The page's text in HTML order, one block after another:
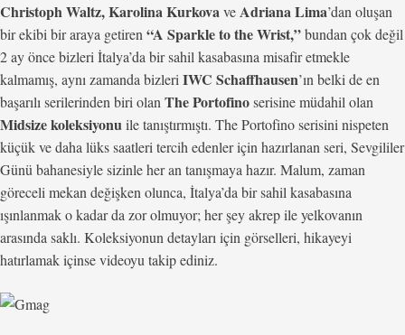
Christoph Waltz, Karolina KurkovaveAdriana Lima’dan oluşan
bir ekibi bir araya getiren “A Sparkle to the Wrist,”bundan çok değil
2 ay önce bizleri İtalya’da bir sahil kasabasına misafir etmekle
kalmamış, aynı zamanda bizleri IWC Schaffhausen’ın belki de en
başarılı serilerinden biri olan The Portofinoserisine müdahil olan
Midsize koleksiyonuile tanıştırmıştı. The Portofino serisini nispeten
küçük ve daha lüks saatleri tercih edenler için hazırlanan seri, Sevgililer
Günü bahanesiyle sizinle her an tanışmaya hazır. Malum, zaman
göreceli mekan değişken olunca, İtalya’da bir sahil kasabasına
ışınlanmak o kadar da zor olmuyor; her şey akrep ile yelkovanın
arasında saklı. Koleksiyonun detayları için görselleri, hikayeyi
hatırlamak içinse videoyu takip ediniz.